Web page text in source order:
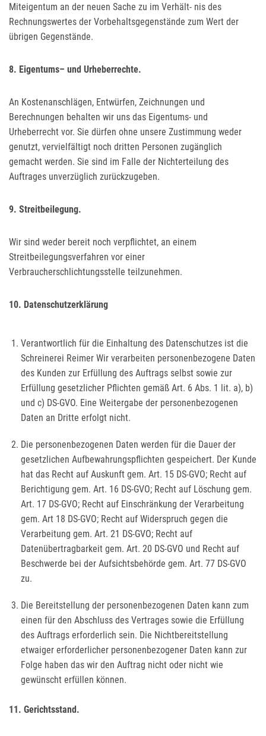
Miteigentum an der neuen Sache zu im Verhält- nis des
Rechnungswertes der Vorbehaltsgegenstände zum Wert der
übrigen Gegenstände.
8. Eigentums– und Urheberrechte.
An Kostenanschlägen, Entwürfen, Zeichnungen und
Berechnungen behalten wir uns das Eigentums- und
Urheberrecht vor. Sie dürfen ohne unsere Zustimmung weder
genutzt, vervielfältigt noch dritten Personen zugänglich
gemacht werden. Sie sind im Falle der Nichterteilung des
Auftrages unverzüglich zurückzugeben.
9. Streitbeilegung.
Wir sind weder bereit noch verpflichtet, an einem
Streitbeilegungsverfahren vor einer
Verbraucherschlichtungsstelle teilzunehmen.
10. Datenschutzerklärung
Verantwortlich für die Einhaltung des Datenschutzes ist die
Schreinerei Reimer Wir verarbeiten personenbezogene Daten
des Kunden zur Erfüllung des Auftrags selbst sowie zur
Erfüllung gesetzlicher Pflichten gemäß Art. 6 Abs. 1 lit. a), b)
und c) DS-GVO. Eine Weitergabe der personenbezogenen
Daten an Dritte erfolgt nicht.
Die personenbezogenen Daten werden für die Dauer der
gesetzlichen Aufbewahrungspflichten gespeichert. Der Kunde
hat das Recht auf Auskunft gem. Art. 15 DS-GVO; Recht auf
Berichtigung gem. Art. 16 DS-GVO; Recht auf Löschung gem.
Art. 17 DS-GVO; Recht auf Einschränkung der Verarbeitung
gem. Art 18 DS-GVO; Recht auf Widerspruch gegen die
Verarbeitung gem. Art. 21 DS-GVO; Recht auf
Datenübertragbarkeit gem. Art. 20 DS-GVO und Recht auf
Beschwerde bei der Aufsichtsbehörde gem. Art. 77 DS-GVO
zu.
Die Bereitstellung der personenbezogenen Daten kann zum
einen für den Abschluss des Vertrages sowie die Erfüllung
des Auftrags erforderlich sein. Die Nichtbereitstellung
etwaiger erforderlicher personenbezogener Daten kann zur
Folge haben das wir den Auftrag nicht oder nicht wie
gewünscht erfüllen können.
11. Gerichtsstand.